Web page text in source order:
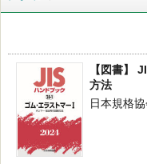
【図書】
方法
日本規格